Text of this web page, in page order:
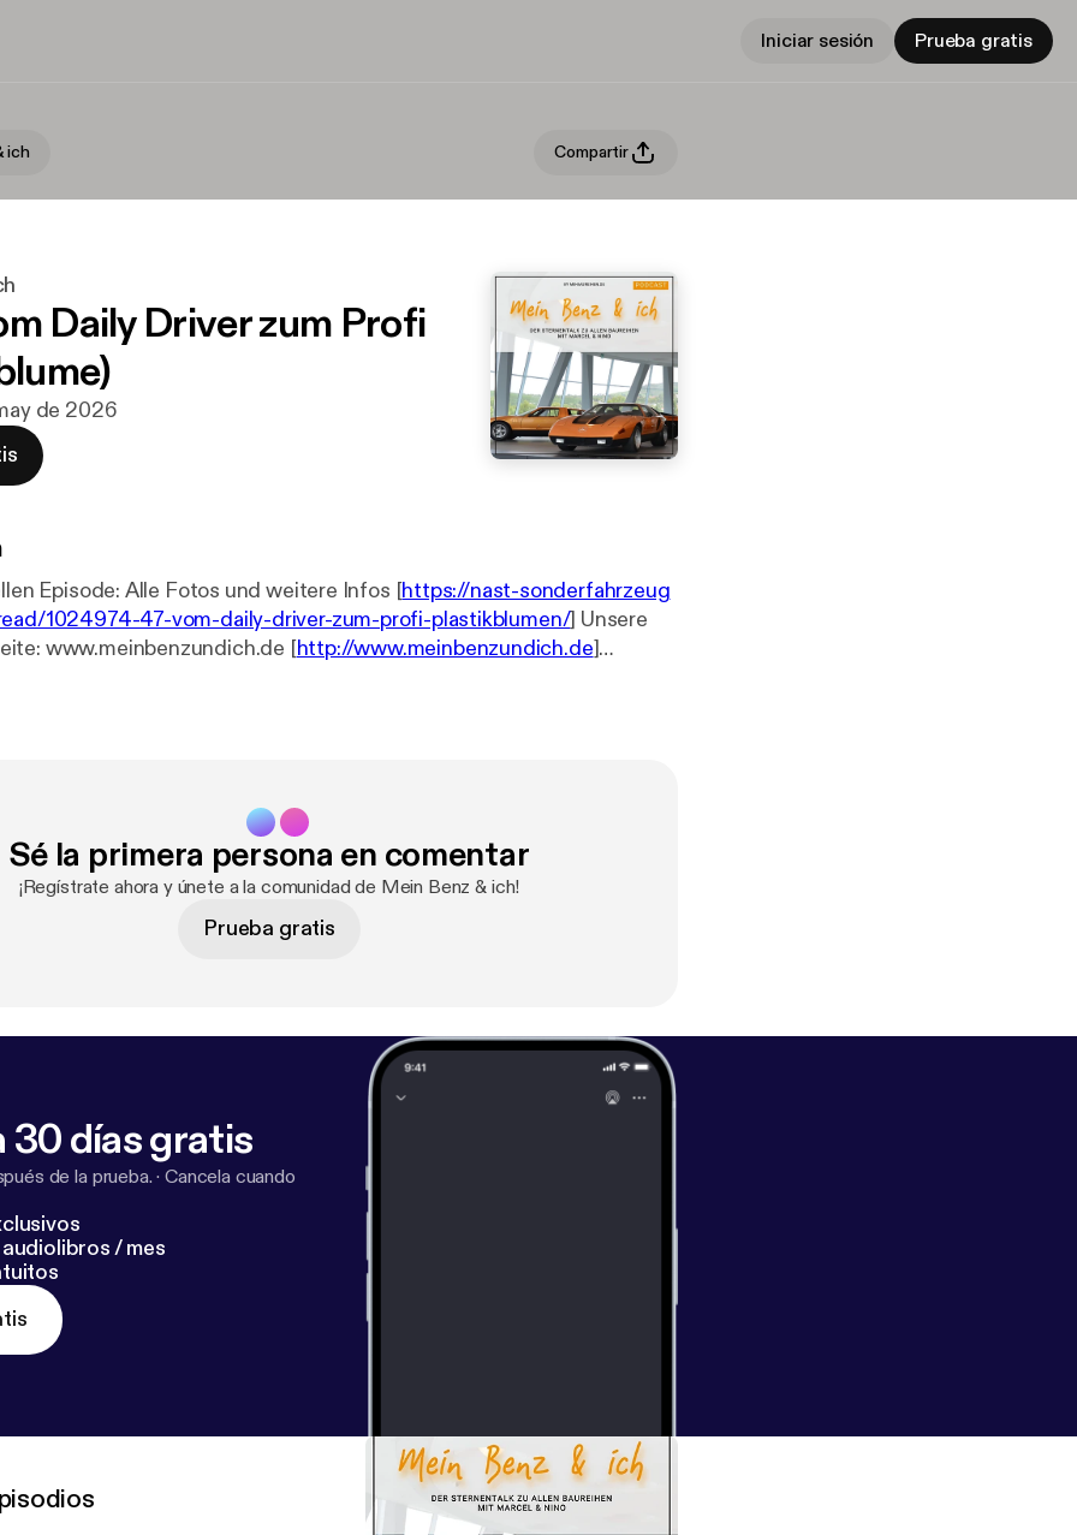
Iniciar sesión Prueba gratis
ich Compartir
Daily Driver zum Profi
de 2026
Links zur aktuellen Episode: Alle Fotos und weitere Infos [https://nast-sonderfahrzeug
1024974-47-vom-daily-driver-zum-profi-plastikblumen/] Unsere
www.meinbenzundich.de [http://www.meinbenzundich.de]
Sé la primera persona en comentar
¡Regístrate ahora y únete a la comunidad de Mein Benz & ich!
Prueba gratis
30 días gratis
de la prueba. ·Cancela cuando
/ mes